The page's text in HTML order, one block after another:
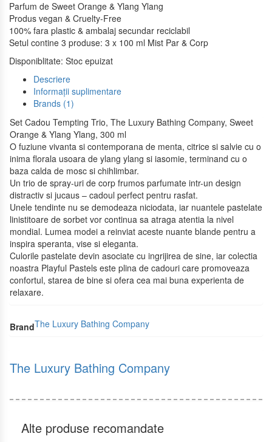
Parfum de Sweet Orange & Ylang Ylang
Produs vegan & Cruelty-Free
100% fara plastic & ambalaj secundar reciclabil
Setul contine 3 produse: 3 x 100 ml Mist Par & Corp
Disponiblitate: Stoc epuizat
Descriere
Informații suplimentare
Brands (1)
Set Cadou Tempting Trio, The Luxury Bathing Company, Sweet
Orange & Ylang Ylang, 300 ml
O fuziune vivanta si contemporana de menta, citrice si salvie cu o
inima florala usoara de ylang ylang si iasomie, terminand cu o
baza calda de mosc si chihlimbar.
Un trio de spray-uri de corp frumos parfumate intr-un design
distractiv si jucaus – cadoul perfect pentru rasfat.
Unele tendinte nu se demodeaza niciodata, iar nuantele pastelate
linistitoare de sorbet vor continua sa atraga atentia la nivel
mondial. Lumea modei a reinviat aceste nuante blande pentru a
inspira speranta, vise si eleganta.
Culorile pastelate devin asociate cu ingrijirea de sine, iar colectia
noastra Playful Pastels este plina de cadouri care promoveaza
confortul, starea de bine si ofera cea mai buna experienta de
relaxare.
BrandThe Luxury Bathing Company
The Luxury Bathing Company
Alte produse recomandate